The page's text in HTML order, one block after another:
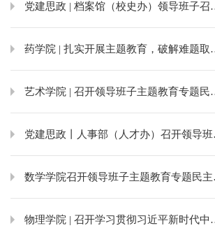
党建思政 | 档案馆（校史办）领导班子召开主题教育专题民主生活会
药学院 | 扎实开展主题教育，破解难题取得成效
艺术学院 | 召开领导班子主题教育专题民主生活会
党建思政丨人事部（人才办）召开领导班子主题教育专题民主生活会
数学学院召开领导班子主题教育专题民主生活会
物理学院 | 召开学习贯彻习近平新时代中国特色社会主义思想主题教育专题民主生活会